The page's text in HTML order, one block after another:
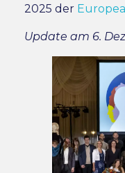
2025 der
Update am 6.